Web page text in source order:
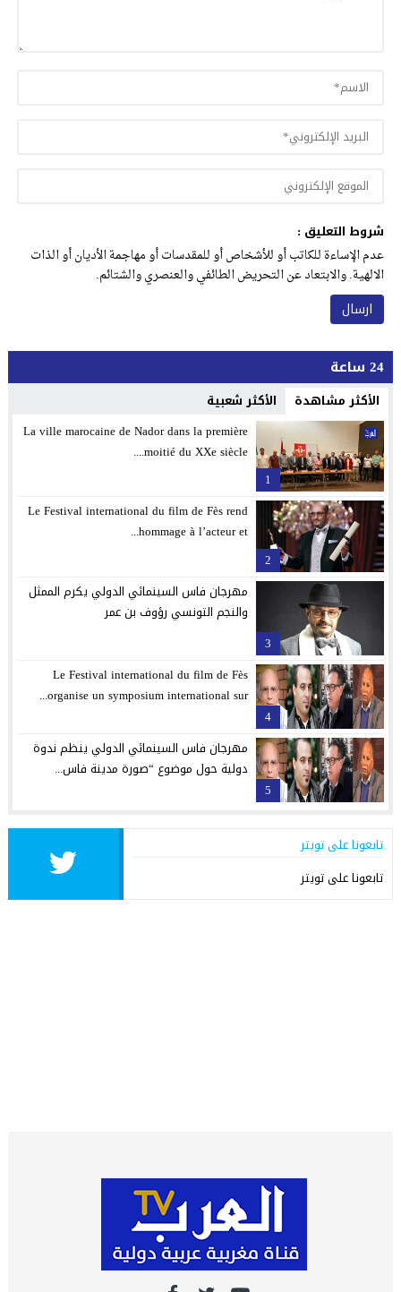
شروط التعليق :
عدم الإساءة للكاتب أو للأشخاص أو للمقدسات أو مهاجمة الأديان أو الذات
الالهية. والابتعاد عن التحريض الطائفي والعنصري والشتائم.
24 ساعة
الأكثر مشاهدة الأكثر شعبية
1
La ville marocaine de Nador dans la première
moitié du XXe siècle....
2
Le Festival international du film de Fès rend
hommage à l’acteur et...
3
مهرجان فاس السينمائي الدولي يكرم الممثل
والنجم التونسي رؤوف بن عمر
4
Le Festival international du film de Fès
organise un symposium international sur...
5
مهرجان فاس السينمائي الدولي ينظم ندوة
دولية حول موضوع “صورة مدينة فاس...
تابعونا على تويتر
تابعونا على تويتر